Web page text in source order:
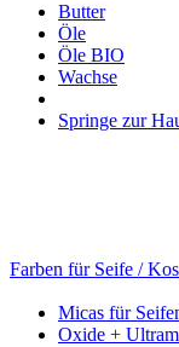
Butter
Öle
Öle BIO
Wachse
Springe zur
Farben für Seife /
Micas für
Oxide +